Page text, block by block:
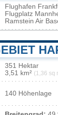
Flughafen
Flugplatz
Ramstein Air
351 Hektar
3,51 km² (1,36 sq
140 Höhenlage